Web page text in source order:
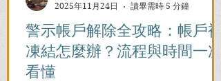
警示帳戶解除全攻略：帳戶被
凍結怎麼辦？流程與時間一次
看懂
2025年11月24日
讀畢需時 5 分鐘